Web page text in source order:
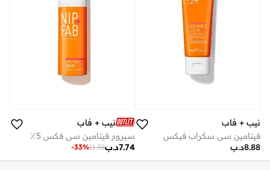
نيب + فاب
فيتامين سي سكراب فيكس
د.ب8.88
نيب + فاب
سيروم فيتامين سي فكس 5٪
د.ب7.74
11.38
-33%